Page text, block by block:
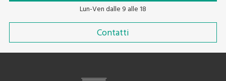
Lun-Ven dalle 9 alle 18
Contatti